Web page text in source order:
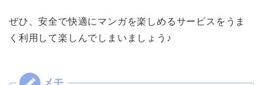
ぜひ、安全で快適にマンガを楽しめるサービスをうま
く利用して楽しんでしまいましょう♪